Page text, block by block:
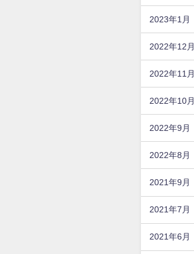
2023年1月
2022年12月
2022年11月
2022年10月
2022年9月
2022年8月
2021年9月
2021年7月
2021年6月